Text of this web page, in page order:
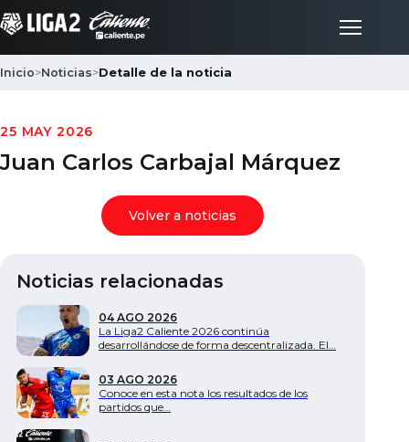
Inicio
LigaFan
Clubes
Noticias
Documentos
Inicio>Noticias>Detalle de la noticia
25 MAY 2026
Juan Carlos Carbajal Márquez
Volver a noticias
Noticias relacionadas
04 AGO 2026
La Liga2 Caliente 2026 continúa
desarrollándose de forma descentralizada. El…
03 AGO 2026
Conoce en esta nota los resultados de los
partidos que…